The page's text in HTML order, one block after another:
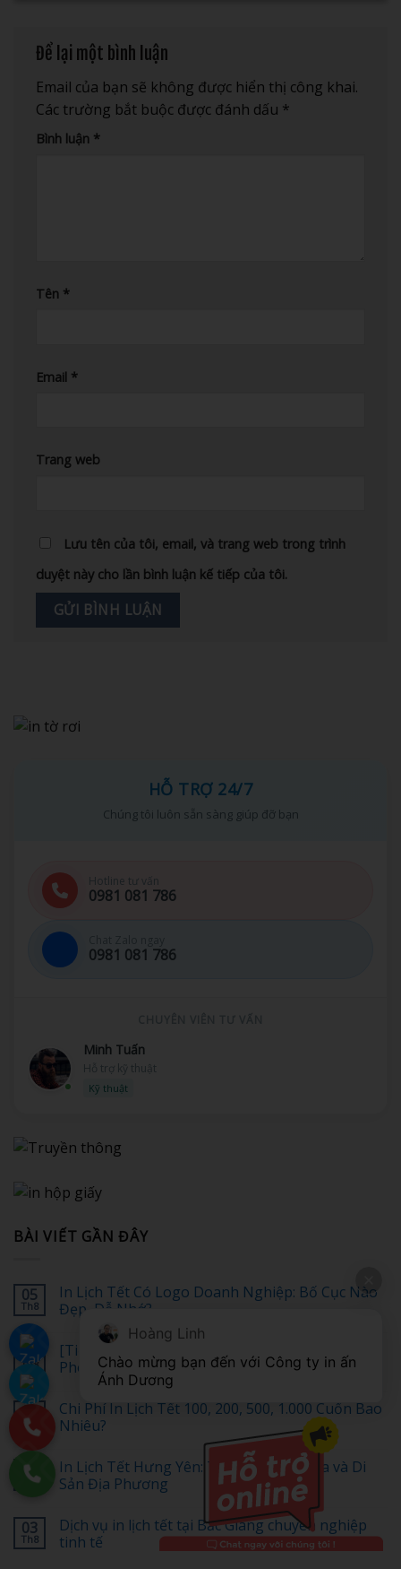
Để lại một bình luận
Email của bạn sẽ không được hiển thị công khai.
Các trường bắt buộc được đánh dấu *
Bình luận *
Tên *
Email *
Trang web
Lưu tên của tôi, email, và trang web trong trình
duyệt này cho lần bình luận kế tiếp của tôi.
HỖ TRỢ 24/7
Chúng tôi luôn sẵn sàng giúp đỡ bạn
Hotline tư vấn
0981 081 786
0981 081 786
Minh Tuấn
Hỗ trợ kỹ thuật
Kỹ thuật
BÀI VIẾT GẦN ĐÂY
05
Th8
In Lịch Tết Có Logo Doanh Nghiệp: Bố Cục Nào
Đẹp, Dễ Nhớ?
bình
luận
ở
Tết
Có
Logo
Bố
Cục
Nào
Nhớ?
05
Th8
[Tiết Kiệm 30%] Top 1 dịch vụ in lịch tết tại Hải
Phòng giá rẻ uy tín – Nhận ngay ưu đãi đặc biệt
bình
luận
ở
30%]
Top
1
in
lịch
tết
04
Th8
Chi Phí In Lịch Tết 100, 200, 500, 1.000 Cuốn Bao
Nhiêu?
bình
luận
ở
In
Lịch
Tết
04
Th8
In Lịch Tết Hưng Yên: Tôn Vinh Văn Hóa và Di
Sản Địa Phương
bình
luận
ở
03
Th8
Dịch vụ in lịch tết tại Bắc Giang chuyên nghiệp
tinh tế
Hoàng Linh
Chào mừng bạn đến với Công ty in ấn
Ánh Dương